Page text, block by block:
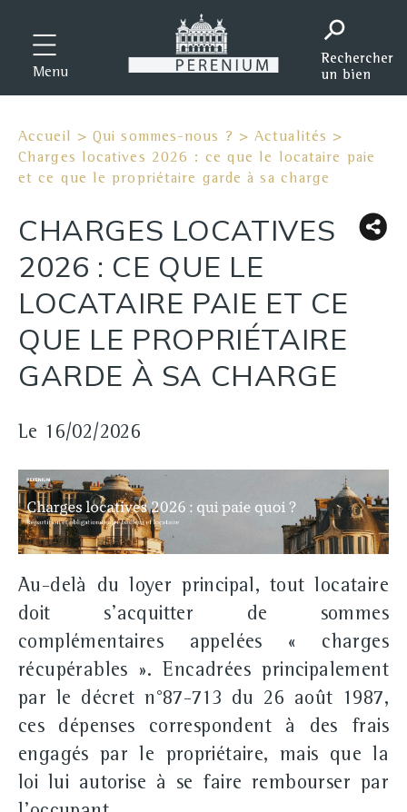
Menu
Accueil >Qui sommes-nous ? >Actualités >
Charges locatives 2026 : ce que le locataire paie
et ce que le propriétaire garde à sa charge
CHARGES LOCATIVES
2026 : CE QUE LE
LOCATAIRE PAIE ET CE
QUE LE PROPRIÉTAIRE
GARDE À SA CHARGE
Le 16/02/2026
Au-delà du loyer principal, tout locataire
doit s'acquitter de sommes
complémentaires appelées « charges
récupérables ». Encadrées principalement
par le décret n°87-713 du 26 août 1987,
ces dépenses correspondent à des frais
engagés par le propriétaire, mais que la
loi lui autorise à se faire rembourser par